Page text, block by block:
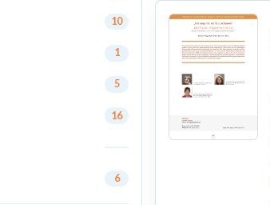
10
1
5
16
6